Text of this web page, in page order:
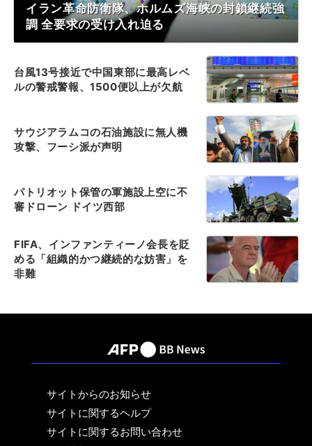
イラン革命防衛隊、ホルムズ海峡の封鎖継続強
調 全要求の受け入れ迫る
台風13号接近で中国東部に最高レベ
ルの警戒警報、1500便以上が欠航
サウジアラムコの石油施設に無人機
攻撃、フーシ派が声明
パトリオット保管の軍施設上空に不
審ドローン ドイツ西部
FIFA、インファンティーノ会長を貶
める「組織的かつ継続的な妨害」を
非難
サイトからのお知らせ
サイトに関するヘルプ
サイトに関するお問い合わせ